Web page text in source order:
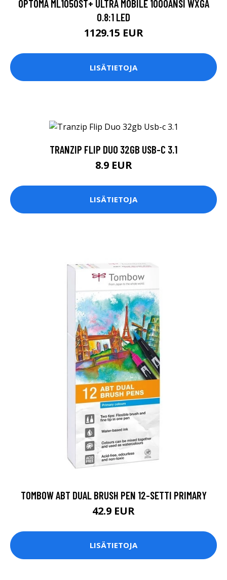
OPTOMA ML1050ST+ ULTRA MOBILE 1000ANSI WXGA
0.8:1 LED
1129.15 EUR
LISÄTIETOJA
TRANZIP FLIP DUO 32GB USB-C 3.1
8.9 EUR
LISÄTIETOJA
TOMBOW ABT DUAL BRUSH PEN 12-SETTI PRIMARY
42.9 EUR
LISÄTIETOJA